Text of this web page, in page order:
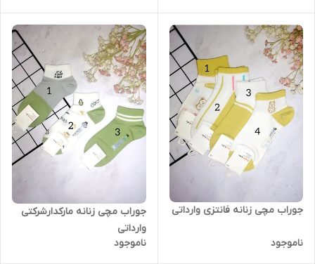
جوراب مچی زنانه فانتزی وارداتی
ناموجود
جوراب مچی زنانه مارکدارشرکتی
وارداتی
ناموجود